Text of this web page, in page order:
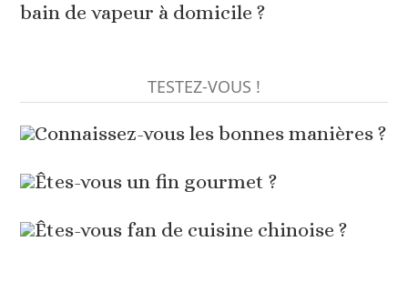
bain de vapeur à domicile ?
TESTEZ-VOUS !
Connaissez-vous les bonnes manières ?
Êtes-vous un fin gourmet ?
Êtes-vous fan de cuisine chinoise ?